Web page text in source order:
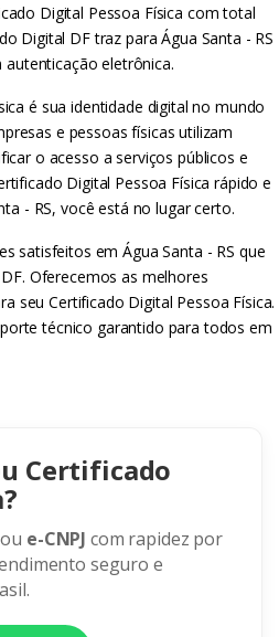
Digital Pessoa Física com total
Digital DF traz para Água Santa - RS
eletrônica.
é sua identidade digital no mundo
e pessoas físicas utilizam
o acesso a serviços públicos e
Digital Pessoa Física rápido e
- RS, você está no lugar certo.
satisfeitos em Água Santa - RS que
Oferecemos as melhores
seu Certificado Digital Pessoa Física.
técnico garantido para todos em
Certificado
e-CNPJ com rapidez por
seguro e